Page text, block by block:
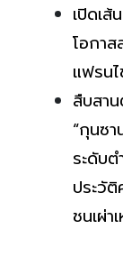
เปิดเ
โอกาส
แฟรน
สืบสา
“กุนซ
ระดับ
ประวั
ชนเผ่า